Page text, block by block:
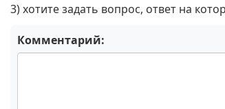
3) хотите задать вопрос, ответ на
Комментарий: